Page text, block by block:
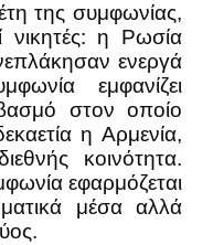
της συμφωνίας,
νικητές: η Ρωσία
ενεργά
εμφανίζει
στον οποίο
η Αρμενία,
κοινότητα.
εφαρμόζεται
μέσα αλλά